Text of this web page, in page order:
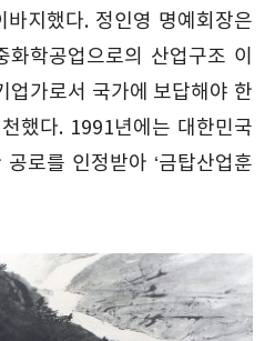
지했다. 정인영 명예회장은
학공업으로의 산업구조 이
업가로서 국가에 보답해야 한
했다. 1991년에는 대한민국
로를 인정받아 ‘금탑산업훈